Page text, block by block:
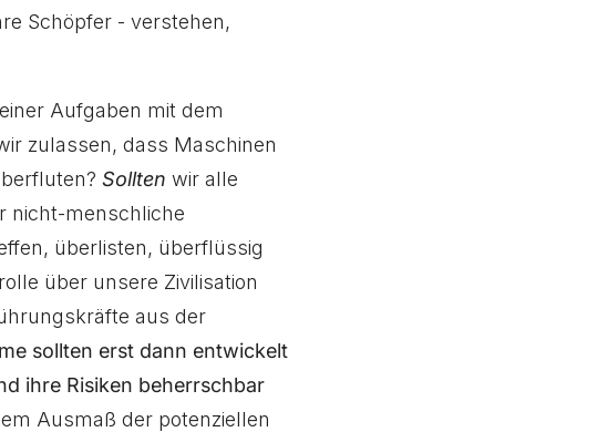
Schöpfer - verstehen,
Aufgaben mit dem
zulassen, dass Maschinen
Sollten wir alle
nicht-menschliche
überlisten, überflüssig
über unsere Zivilisation
aus der
sollten erst dann entwickelt
ihre Risiken beherrschbar
Ausmaß der potenziellen